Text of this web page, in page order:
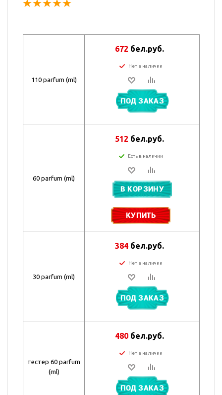
110 parfum (ml)
672 бел.руб.
Нет в наличии
ПОД ЗАКАЗ
60 parfum (ml)
512 бел.руб.
Есть в наличии
В КОРЗИНУ
КУПИТЬ
30 parfum (ml)
384 бел.руб.
Нет в наличии
ПОД ЗАКАЗ
тестер 60 parfum
(ml)
480 бел.руб.
Нет в наличии
ПОД ЗАКАЗ